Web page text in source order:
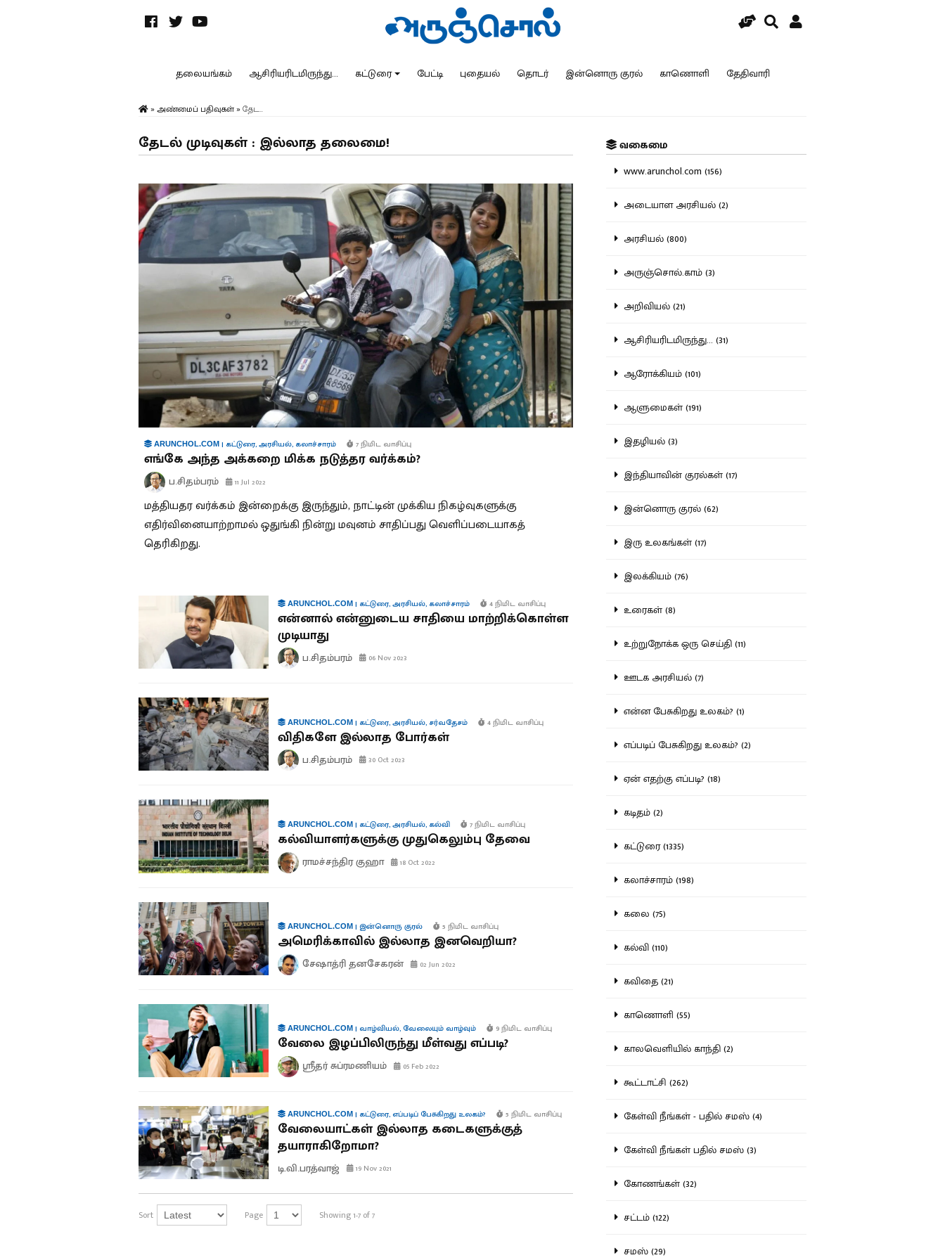
தலையங்கம் ஆசிரியரிடமிருந்து... கட்டுரை பேட்டி புதையல் தொடர் இன்னொரு குரல் காணொளி தேதிவாரி
» அண்மைப் பதிவுகள்» தேட...
தேடல் முடிவுகள் : இல்லாத தலைமை!
ARUNCHOL.COM | கட்டுரை,அரசியல், கலாச்சாரம் 7 நிமிட வாசிப்பு
எங்கே அந்த அக்கறை மிக்க நடுத்தர வர்க்கம்?
ப.சிதம்பரம் 11 Jul 2022
மத்தியதர வர்க்கம் இன்றைக்கு இருந்தும், நாட்டின் முக்கிய நிகழ்வுகளுக்கு
எதிர்வினையாற்றாமல் ஒதுங்கி நின்று மவுனம் சாதிப்பது வெளிப்படையாகத்
தெரிகிறது.
ARUNCHOL.COM| கட்டுரை,அரசியல், கலாச்சாரம் 4 நிமிட வாசிப்பு
என்னால் என்னுடைய சாதியை மாற்றிக்கொள்ள
முடியாது
ப.சிதம்பரம் 06 Nov 2023
ARUNCHOL.COM| கட்டுரை,அரசியல், சர்வதேசம் 4 நிமிட வாசிப்பு
விதிகளே இல்லாத போர்கள்
ப.சிதம்பரம் 30 Oct 2023
ARUNCHOL.COM| கட்டுரை,அரசியல், கல்வி 7 நிமிட வாசிப்பு
கல்வியாளர்களுக்கு முதுகெலும்பு தேவை
ராமச்சந்திர குஹா 18 Oct 2022
ARUNCHOL.COM| இன்னொரு குரல் 5 நிமிட வாசிப்பு
அமெரிக்காவில் இல்லாத இனவெறியா?
சேஷாத்ரி தனசேகரன் 02 Jun 2022
ARUNCHOL.COM| வாழ்வியல், வேலையும் வாழ்வும் 9 நிமிட வாசிப்பு
வேலை இழப்பிலிருந்து மீள்வது எப்படி?
ஸ்ரீதர் சுப்ரமணியம் 05 Feb 2022
ARUNCHOL.COM| கட்டுரை, எப்படிப் பேசுகிறது உலகம்? 5 நிமிட வாசிப்பு
வேலையாட்கள் இல்லாத கடைகளுக்குத்
தயாராகிறோமா?
டி.வி.பரத்வாஜ் 19 Nov 2021
Sort Page Showing 1-7 of 7
வகைமை
www.arunchol.com (156)
அடையாள அரசியல் (2)
அரசியல் (800)
அருஞ்சொல்.காம் (3)
அறிவியல் (21)
ஆசிரியரிடமிருந்து... (31)
ஆரோக்கியம் (101)
ஆளுமைகள் (191)
இதழியல் (3)
இந்தியாவின் குரல்கள் (17)
இன்னொரு குரல் (62)
இரு உலகங்கள் (17)
இலக்கியம் (76)
உரைகள் (8)
உற்றுநோக்க ஒரு செய்தி (11)
ஊடக அரசியல் (7)
என்ன பேசுகிறது உலகம்? (1)
எப்படிப் பேசுகிறது உலகம்? (2)
ஏன் எதற்கு எப்படி? (18)
கடிதம் (2)
கட்டுரை (1335)
கலாச்சாரம் (198)
கலை (75)
கல்வி (110)
கவிதை (21)
காணொளி (55)
காலவெளியில் காந்தி (2)
கூட்டாட்சி (262)
கேள்வி நீங்கள் - பதில் சமஸ் (4)
கேள்வி நீங்கள் பதில் சமஸ் (3)
கோணங்கள் (32)
சட்டம் (122)
சமஸ் (29)